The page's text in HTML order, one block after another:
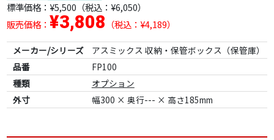
標準価格： ¥5,500 （税込：¥6,050）
販売価格： ¥3,808 （税込：¥4,189）
メーカー/シリーズ
アスミックス 収納・保管ボックス（保管庫）
品番
FP100
種類
オプション
外寸
幅300 × 奥行--- × 高さ185mm